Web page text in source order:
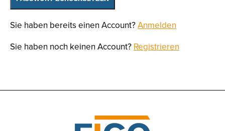
Sie haben bereits einen Account?Anmelden
Sie haben noch keinen Account?Registrieren